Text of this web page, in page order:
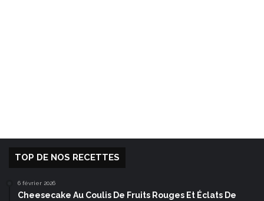
TOP DE NOS RECETTES
6 février 2026
Cheesecake Au Coulis De Fruits Rouges Et Éclats De